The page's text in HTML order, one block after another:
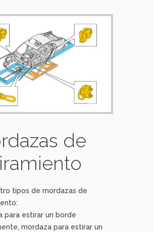
de
tipos de mordazas de
para estirar un borde
mordaza para estirar un